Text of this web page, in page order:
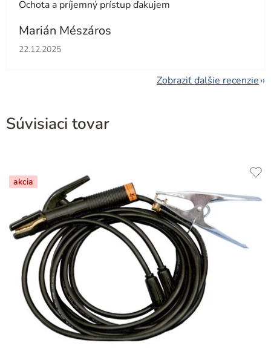
Ochota a príjemný prístup ďakujem
Marián Mészáros
Hodnotenie obchodu je 5 z 5 hviezdičiek.
22.12.2025
Zobraziť ďalšie recenzie
Súvisiaci tovar
akcia